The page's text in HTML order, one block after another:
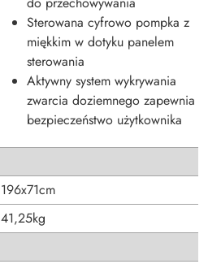
Sterowana cyfrowo pompka z
miękkim w dotyku panelem
sterowania
Aktywny system wykrywania
zwarcia doziemnego zapewnia
bezpieczeństwo użytkownika
196x71cm
41,25kg